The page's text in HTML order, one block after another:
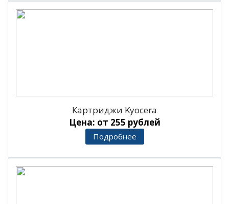
Картриджи Kyocera
Цена: от 255 рублей
Подробнее